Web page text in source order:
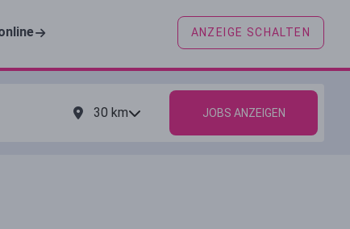
ANZEIGE SCHALTEN
30 km JOBS ANZEIGEN